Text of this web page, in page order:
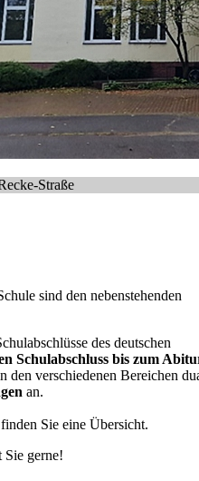
Straße
sind den nebenstehenden
des deutschen
Schulabschluss bis zum
den verschiedenen Bereichen
an.
Sie eine Übersicht.
Sie gerne!